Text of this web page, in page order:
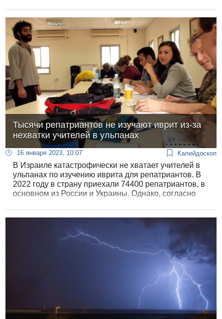
потребуется не менее 70 голосов.
Тысячи репатриантов не изучают иврит из-за
нехватки учителей в ульпанах
16 января 2023, 10:07 Калейдоскоп
В Израиле катастрофически не хватает учителей в
ульпанах по изучению иврита для репатриантов. В
2022 году в страну приехали 74400 репатриантов, в
основном из России и Украины. Однако, согласно
ульпанах в минувшем году училась лишь треть из